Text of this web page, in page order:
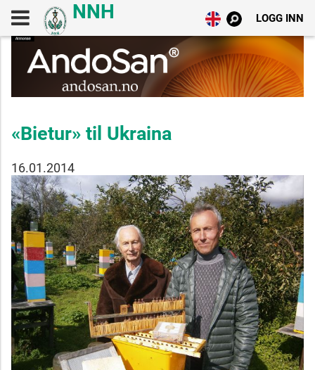
LOGG INN
«Bietur» til Ukraina
16.01.2014